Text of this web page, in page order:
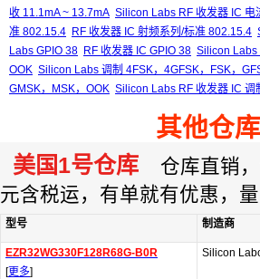
收 11.1mA ~ 13.7mA Silicon Labs RF 收发器 IC 电
准 802.15.4 RF 收发器 IC 射频系列/标准 802.15.4
Labs GPIO 38 RF 收发器 IC GPIO 38 Silicon Labs
OOK Silicon Labs 调制 4FSK，4GFSK，FSK，
GMSK，MSK，OOK Silicon Labs RF 收发器 IC 调
其他仓
美国1号仓库 仓库直销，
元含税运，有单就有优惠，
型号 制造商
EZR32WG330F128R68G-B0R
[更多]
Silicon